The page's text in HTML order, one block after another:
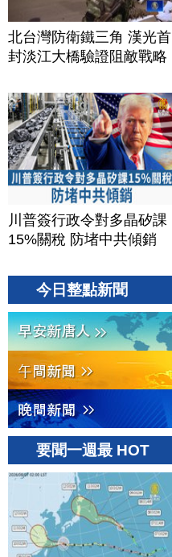
北台灣防衛鐵三角 漢光首
封淡江大橋驗證阻敵戰略
川普簽行政令對多晶矽課
15%關稅 防堵中共傾銷
今日整點新聞
要聞一週最 HOT